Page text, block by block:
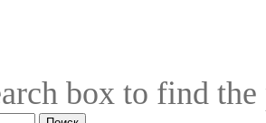
box to find